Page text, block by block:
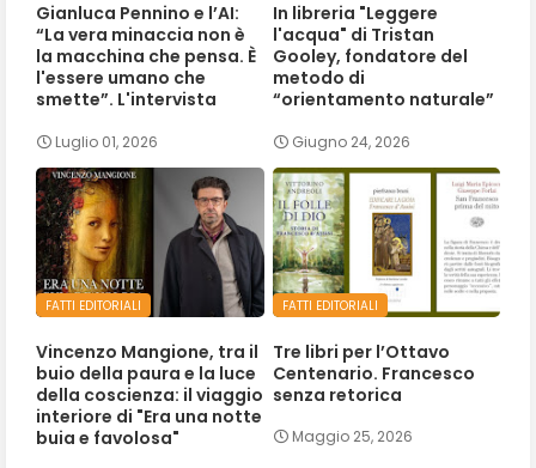
Gianluca Pennino e l’AI:
“La vera minaccia non è
la macchina che pensa. È
l'essere umano che
smette”. L'intervista
Luglio 01, 2026
In libreria "Leggere
l'acqua" di Tristan
Gooley, fondatore del
metodo di
“orientamento naturale”
Giugno 24, 2026
FATTI EDITORIALI
Vincenzo Mangione, tra il
buio della paura e la luce
della coscienza: il viaggio
interiore di "Era una notte
buia e favolosa"
FATTI EDITORIALI
Tre libri per l’Ottavo
Centenario. Francesco
senza retorica
Maggio 25, 2026